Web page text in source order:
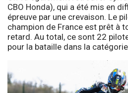
CBO Honda), qui a été mis en
épreuve par une crevaison. Le
champion de France est prêt à
retard. Au total, ce sont 22
pour la bataille dans la